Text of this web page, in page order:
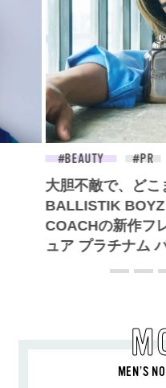
BEAUTY
大胆不敵で、どこ
BALLISTIK
COACHの新作フ
ュア プラチナム
MEN’S